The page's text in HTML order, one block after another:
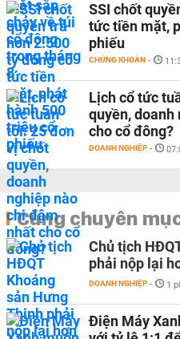
SSI chốt
tức tiền mặt,
phiếu
CHỨNG KHOÁN -
Lịch cổ tức
quyền,
cho cổ đông?
DOANH NGHIỆP -
Cùng chuyên
Chủ tịch
phải nộp lại
DOANH NGHIỆP - 1
Điện Máy